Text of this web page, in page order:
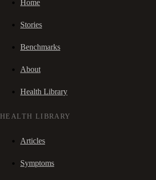
Home
Stories
Benchmarks
About
Health Library
HEALTH LIBRARY
Articles
Symptoms